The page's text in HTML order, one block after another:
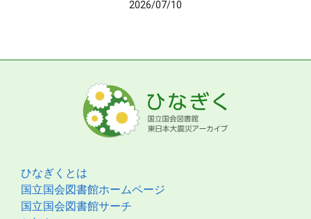
2026/07/10
ひなぎくとは
国立国会図書館ホームページ
国立国会図書館サーチ